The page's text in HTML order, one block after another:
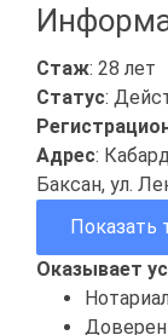
Стаж: 28 лет
Статус:
Адрес:
Баксан, ул.
Показать
Оказывает